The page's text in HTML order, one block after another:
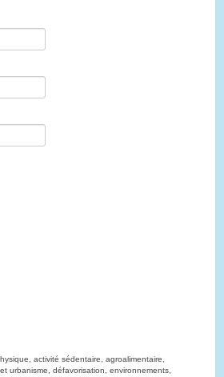
activité sédentaire, agroalimentaire,
urbanisme, défavorisation, environnements,